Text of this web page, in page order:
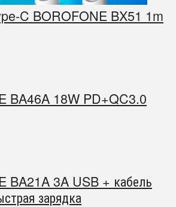
C BOROFONE BX51 1m
BA46A 18W PD+QC3.0
BA21A 3A USB + кабель
зарядка